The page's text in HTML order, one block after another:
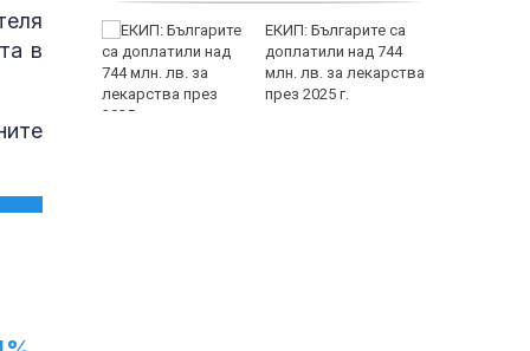
в
Хирон
ЕКИП: Българите са
доплатили над 744
млн. лв. за лекарства
през 2025 г.